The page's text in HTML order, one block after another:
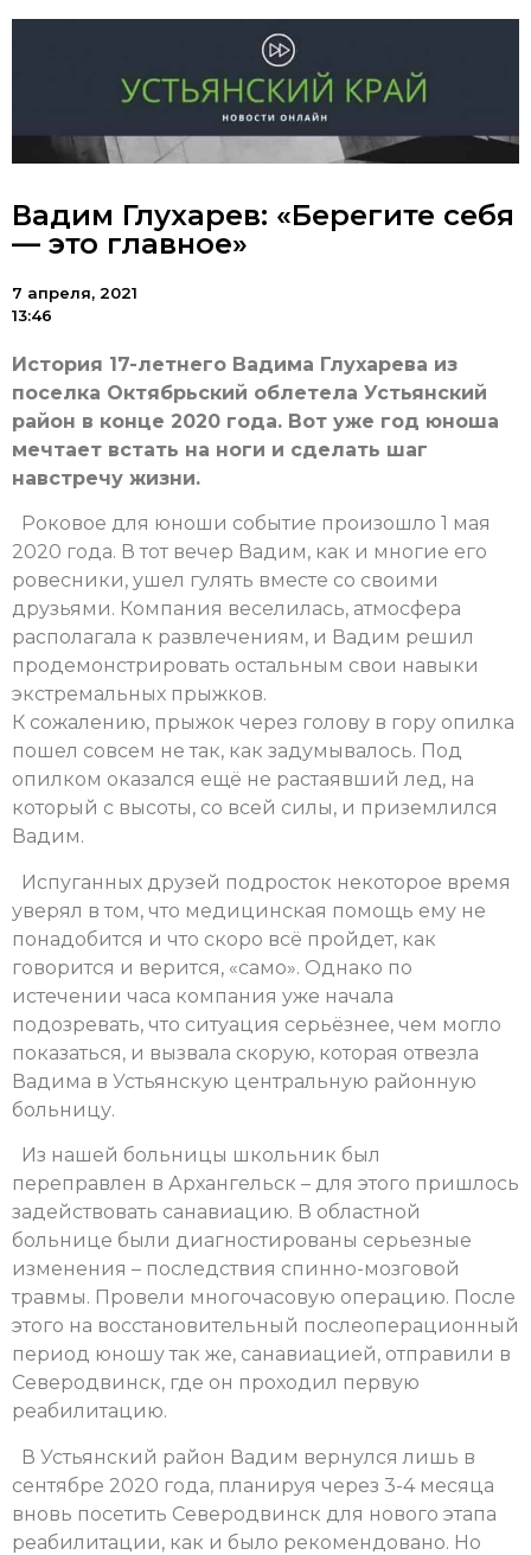
Вадим Глухарев: «Берегите себя
— это главное»
7 апреля, 2021
13:46
История 17-летнего Вадима Глухарева из
поселка Октябрьский облетела Устьянский
район в конце 2020 года. Вот уже год юноша
мечтает встать на ноги и сделать шаг
навстречу жизни.
Роковое для юноши событие произошло 1 мая
2020 года. В тот вечер Вадим, как и многие его
ровесники, ушел гулять вместе со своими
друзьями. Компания веселилась, атмосфера
располагала к развлечениям, и Вадим решил
продемонстрировать остальным свои навыки
экстремальных прыжков.
К сожалению, прыжок через голову в гору опилка
пошел совсем не так, как задумывалось. Под
опилком оказался ещё не растаявший лед, на
который с высоты, со всей силы, и приземлился
Вадим.
Испуганных друзей подросток некоторое время
уверял в том, что медицинская помощь ему не
понадобится и что скоро всё пройдет, как
говорится и верится, «само». Однако по
истечении часа компания уже начала
подозревать, что ситуация серьёзнее, чем могло
показаться, и вызвала скорую, которая отвезла
Вадима в Устьянскую центральную районную
больницу.
Из нашей больницы школьник был
переправлен в Архангельск – для этого пришлось
задействовать санавиацию. В областной
больнице были диагностированы серьезные
изменения – последствия спинно-мозговой
травмы. Провели многочасовую операцию. После
этого на восстановительный послеоперационный
период юношу так же, санавиацией, отправили в
Северодвинск, где он проходил первую
реабилитацию.
В Устьянский район Вадим вернулся лишь в
сентябре 2020 года, планируя через 3-4 месяца
вновь посетить Северодвинск для нового этапа
реабилитации, как и было рекомендовано. Но